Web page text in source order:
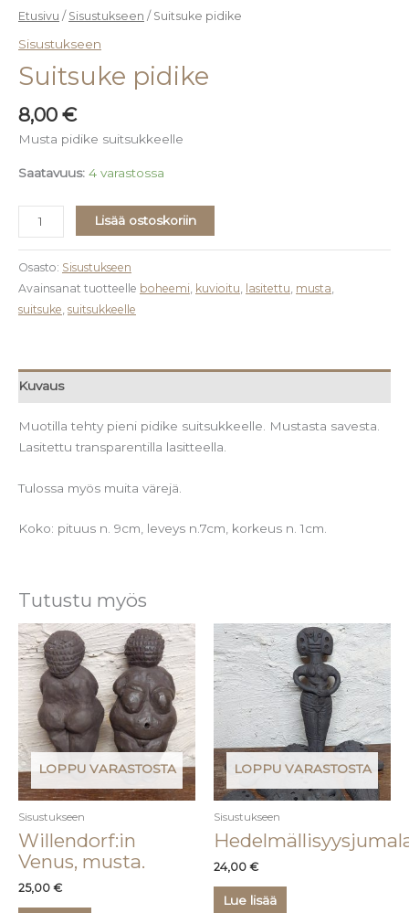
Etusivu / Sisustukseen / Suitsuke pidike
Sisustukseen
Suitsuke pidike
8,00 €
Musta pidike suitsukkeelle
Saatavuus: 4 varastossa
Lisää ostoskoriin
Osasto: Sisustukseen
Avainsanat tuotteelle boheemi kuvioitu lasitettu musta
suitsuke suitsukkeelle
Kuvaus
Muotilla tehty pieni pidike suitsukkeelle. Mustasta savesta.
Lasitettu transparentilla lasitteella.
Tulossa myös muita värejä.
Koko: pituus n. 9cm, leveys n.7cm, korkeus n. 1cm.
Tutustu myös
LOPPU VARASTOSTA
Sisustukseen
Willendorf:in
Venus, musta.
25,00 €
LOPPU VARASTOSTA
Sisustukseen
24,00 €
Lue lisää